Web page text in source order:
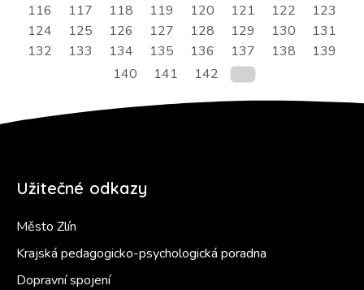
116
117 118 119 120 121 122
123
124
125 126 127 128 129 130
131
132
133 134 135 136 137 138
139
140
141 142
Užitečné odkazy
Město Zlín
Krajská pedagogicko-psychologická poradna
Dopravní spojení